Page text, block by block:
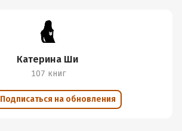
Катерина Ши
107 книг
Подписаться на обновления